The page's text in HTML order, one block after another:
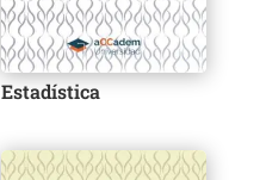
Estadística